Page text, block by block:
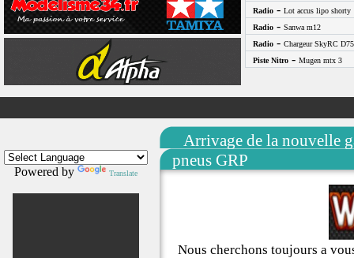
Radio - Lot accus lipo shorty
Radio - Sanwa m12
Radio - Chargeur SkyRC
Piste Nitro - Mugen mtx 3
Powered by Translate
Arrivage de la nouvelle
pneus GRP
Nous cherchons toujours a